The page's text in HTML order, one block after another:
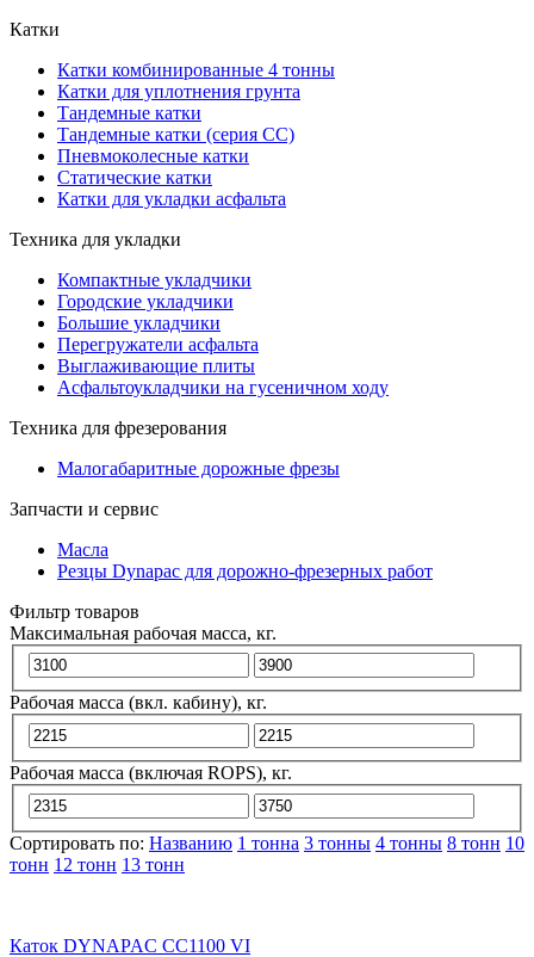
Катки
Катки комбинированные 4 тонны
Катки для уплотнения грунта
Тандемные катки
Тандемные катки (серия CC)
Пневмоколесные катки
Статические катки
Катки для укладки асфальта
Техника для укладки
Компактные укладчики
Городские укладчики
Большие укладчики
Перегружатели асфальта
Выглаживающие плиты
Асфальтоукладчики на гусеничном ходу
Техника для фрезерования
Малогабаритные дорожные фрезы
Запчасти и сервис
Масла
Резцы Dynapac для дорожно-фрезерных работ
Фильтр товаров
Максимальная рабочая масса, кг.
Рабочая масса (вкл. кабину), кг.
Рабочая масса (включая ROPS), кг.
Сортировать по: Названию 1 тонна 3 тонны 4 тонны 8 тонн 10
тонн 12 тонн 13 тонн
Каток DYNAPAC CC1100 VI